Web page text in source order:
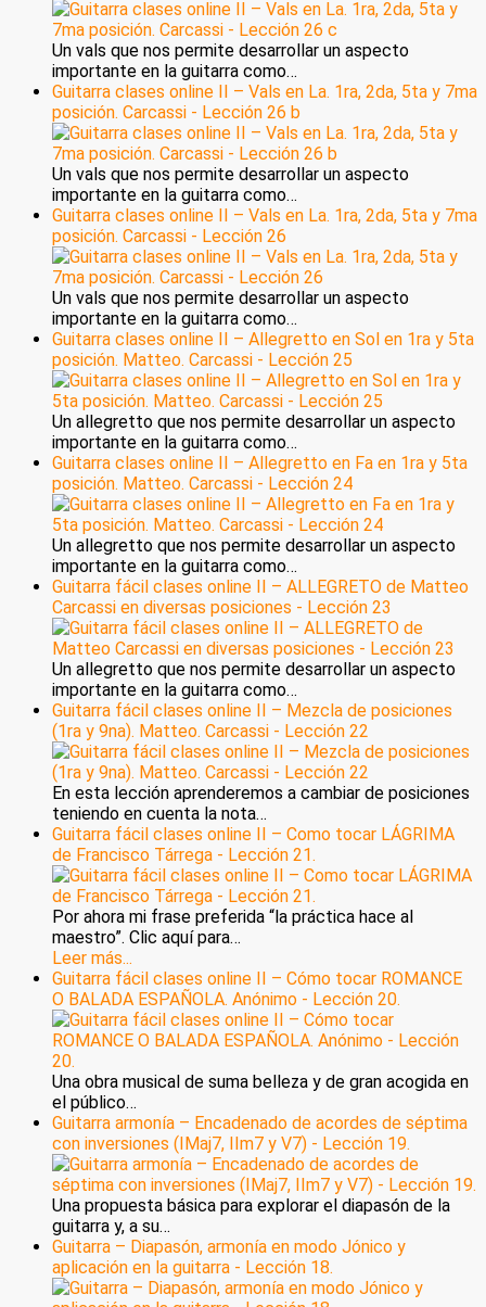
Un vals que nos permite desarrollar un aspecto
importante en la guitarra como…
Guitarra clases online II – Vals en La. 1ra, 2da, 5ta y 7ma
posición. Carcassi - Lección 26 b
Un vals que nos permite desarrollar un aspecto
importante en la guitarra como…
Guitarra clases online II – Vals en La. 1ra, 2da, 5ta y 7ma
posición. Carcassi - Lección 26
Un vals que nos permite desarrollar un aspecto
importante en la guitarra como…
Guitarra clases online II – Allegretto en Sol en 1ra y 5ta
posición. Matteo. Carcassi - Lección 25
Un allegretto que nos permite desarrollar un aspecto
importante en la guitarra como…
Guitarra clases online II – Allegretto en Fa en 1ra y 5ta
posición. Matteo. Carcassi - Lección 24
Un allegretto que nos permite desarrollar un aspecto
importante en la guitarra como…
Guitarra fácil clases online II – ALLEGRETO de Matteo
Carcassi en diversas posiciones - Lección 23
Un allegretto que nos permite desarrollar un aspecto
importante en la guitarra como…
Guitarra fácil clases online II – Mezcla de posiciones
(1ra y 9na). Matteo. Carcassi - Lección 22
En esta lección aprenderemos a cambiar de posiciones
teniendo en cuenta la nota…
Guitarra fácil clases online II – Como tocar LÁGRIMA
de Francisco Tárrega - Lección 21.
Por ahora mi frase preferida “la práctica hace al
maestro”. Clic aquí para…
Leer más...
Guitarra fácil clases online II – Cómo tocar ROMANCE
O BALADA ESPAÑOLA. Anónimo - Lección 20.
Una obra musical de suma belleza y de gran acogida en
el público…
Guitarra armonía – Encadenado de acordes de séptima
con inversiones (IMaj7, IIm7 y V7) - Lección 19.
Una propuesta básica para explorar el diapasón de la
guitarra y, a su…
Guitarra – Diapasón, armonía en modo Jónico y
aplicación en la guitarra - Lección 18.